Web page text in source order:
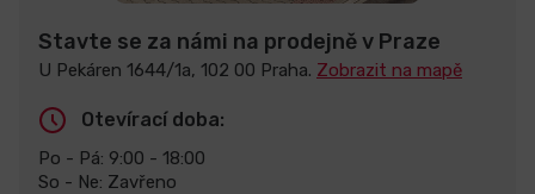
Stavte se za námi na prodejně v Praze
U Pekáren 1644/1a, 102 00 Praha. Zobrazit na mapě
Otevírací doba:
Po - Pá: 9:00 - 18:00
So - Ne: Zavřeno